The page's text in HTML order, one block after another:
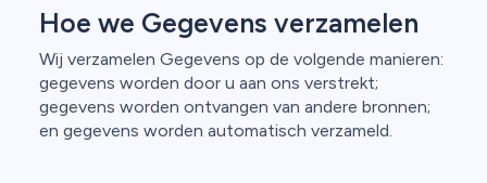
Hoe we Gegevens verzamelen
Wij verzamelen Gegevens op de volgende manieren:
gegevens worden door u aan ons verstrekt;
gegevens worden ontvangen van andere bronnen;
en gegevens worden automatisch verzameld.